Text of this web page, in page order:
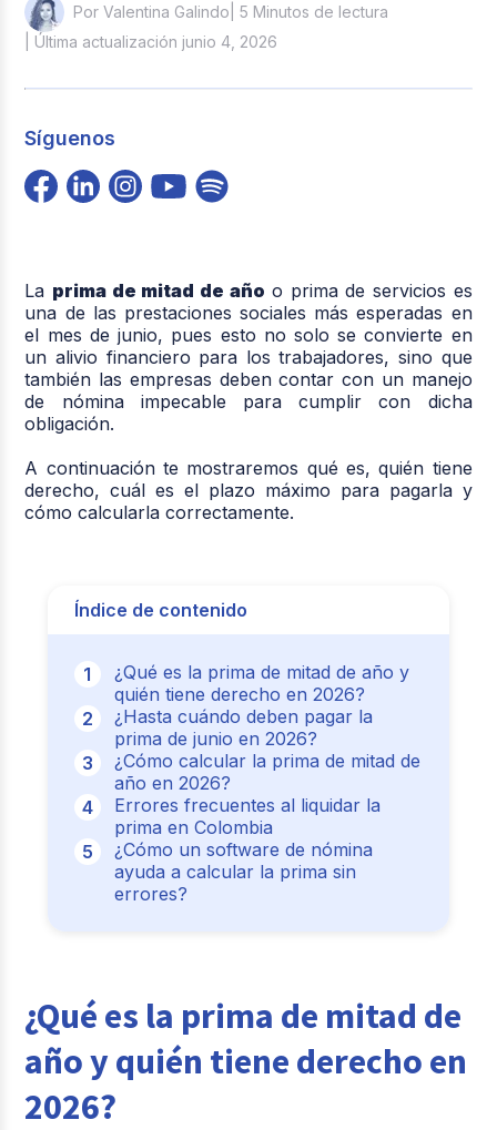
Por Valentina Galindo | 5 Minutos de lectura
| Última actualización junio 4, 2026
Síguenos
La prima de mitad de año o prima de servicios es
una de las prestaciones sociales más esperadas en
el mes de junio, pues esto no solo se convierte en
un alivio financiero para los trabajadores, sino que
también las empresas deben contar con un manejo
de nómina impecable para cumplir con dicha
obligación.
A continuación te mostraremos qué es, quién tiene
derecho, cuál es el plazo máximo para pagarla y
cómo calcularla correctamente.
Índice de contenido
¿Qué es la prima de mitad de año y
quién tiene derecho en 2026?
¿Hasta cuándo deben pagar la
prima de junio en 2026?
¿Cómo calcular la prima de mitad de
año en 2026?
Errores frecuentes al liquidar la
prima en Colombia
¿Cómo un software de nómina
ayuda a calcular la prima sin
errores?
¿Qué es la prima de mitad de
año y quién tiene derecho en
2026?